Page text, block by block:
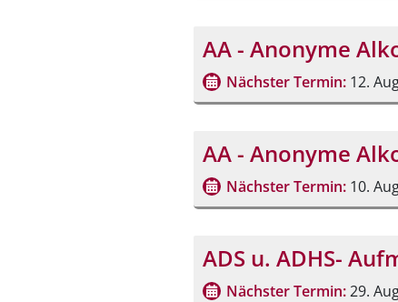
AA - Anonyme
Nächster Termin: 12.
AA - Anonyme
Nächster Termin: 10.
ADS u. ADHS-
Nächster Termin:29.